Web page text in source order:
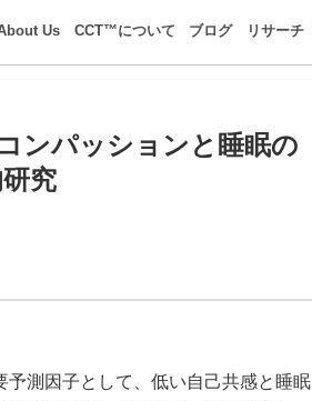
Us CCT™について ブログ リサーチ
ンパッションと睡眠の
究
測因子として、低い自己共感と睡眠